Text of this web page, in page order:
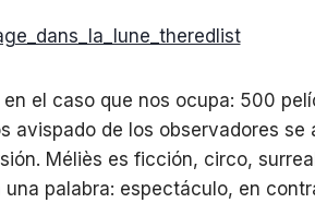
el caso que nos ocupa: 500
avispado de los observadores se
Méliès es ficción, circo,
palabra: espectáculo, en